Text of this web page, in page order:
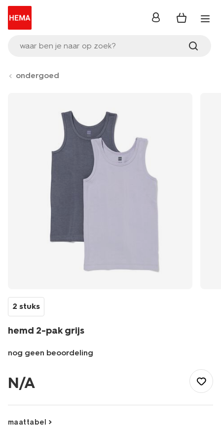
waar ben je naar op zoek?
inloggen
ondergoed
2 stuks
hemd 2-pak grijs
nog geen beoordeling
be/kind/jongenskleding/ondergoed/hemd-
2-
grijs-
19270070GREY.html
N/A
maattabel